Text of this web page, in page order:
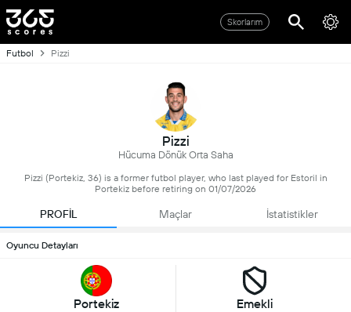
Skorlarım
Futbol Pizzi
Pizzi
Hücuma Dönük Orta Saha
Pizzi (Portekiz, 36) is a former futbol player, who last played for Estoril in
Portekiz before retiring on 01/07/2026
PROFİL Maçlar İstatistikler
Oyuncu Detayları
Portekiz Emekli